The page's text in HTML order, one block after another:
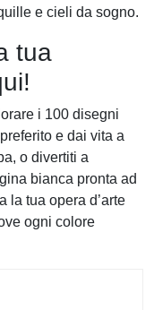
e cieli da sogno.
tua
i 100 disegni
e dai vita a
o divertiti a
bianca pronta ad
la tua opera d’arte
ogni colore